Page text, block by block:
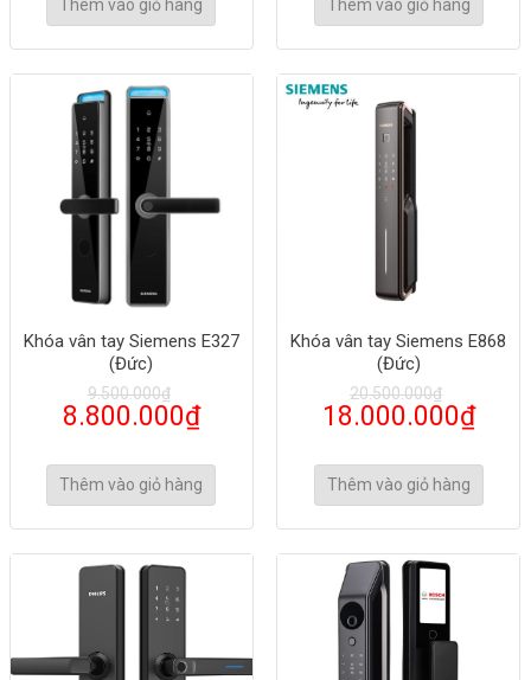
Thêm vào giỏ hàng Thêm vào giỏ hàng
Khóa vân tay Siemens E327
(Đức)
9.500.000₫
8.800.000₫
Thêm vào giỏ hàng
Khóa vân tay Siemens E868
(Đức)
20.500.000₫
18.000.000₫
Thêm vào giỏ hàng